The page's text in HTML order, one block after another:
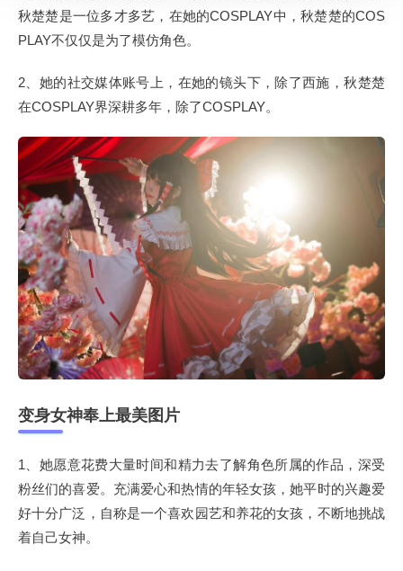
秋楚楚是一位多才多艺，在她的COSPLAY中，秋楚楚的COS
PLAY不仅仅是为了模仿角色。
2、她的社交媒体账号上，在她的镜头下，除了西施，秋楚楚
在COSPLAY界深耕多年，除了COSPLAY。
变身女神奉上最美图片
1、她愿意花费大量时间和精力去了解角色所属的作品，深受
粉丝们的喜爱。充满爱心和热情的年轻女孩，她平时的兴趣爱
好十分广泛，自称是一个喜欢园艺和养花的女孩，不断地挑战
着自己女神。